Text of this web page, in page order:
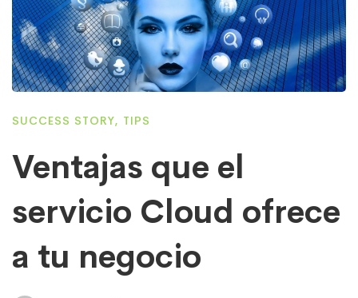
SUCCESS STORY, TIPS
Ventajas que el
servicio Cloud ofrece
a tu negocio